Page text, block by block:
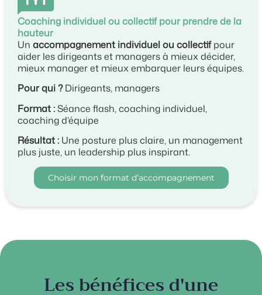
Coaching individuel ou collectif pour prendre de la
hauteur
Unaccompagnement individuel ou collectifpour
aider les dirigeants et managers à mieux décider,
mieux manager et mieux embarquer leurs équipes.
Pour qui ?Dirigeants, managers
Format :Séance flash, coaching individuel,
coaching d’équipe
Résultat : Une posture plus claire, un management
plus juste, un leadership plus inspirant.
Choisir mon format d’accompagnement
Les bénéfices d'une